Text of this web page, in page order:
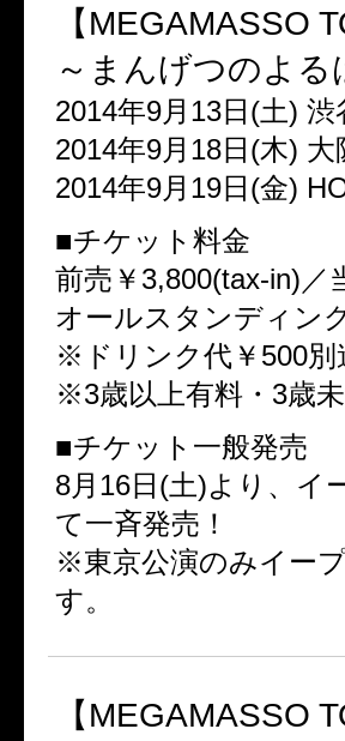
【MEGAMASSO
～まんげつのよ
2014年9月13日(土) 渋
2014年9月18日(木) 大
2014年9月19日(金)
■チケット料金
前売￥3,800(tax-in)／
オールスタンディン
※ドリンク代￥500別
※3歳以上有料・3歳
■チケット一般発売
8月16日(土)より、イ
て一斉発売！
※東京公演のみイー
す。
【MEGAMASSO